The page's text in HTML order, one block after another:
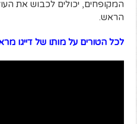
המקופחים, יכולים לכבוש את
הראש.
לכל הטורים על מותו של דייגו